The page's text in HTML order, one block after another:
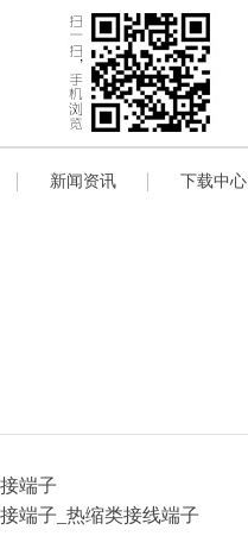
新闻资讯 下载中心
端子
端子_热缩类接线端子